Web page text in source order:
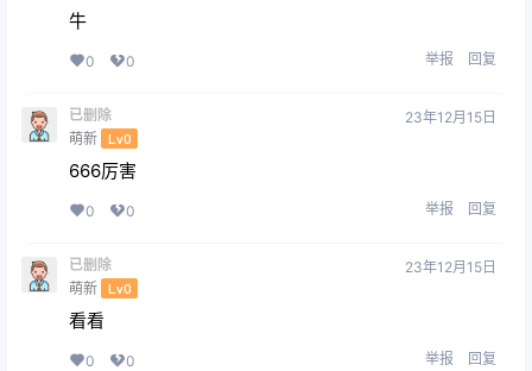
牛
0 0 举报 回复
已删除
萌新 Lv0
23年12月15日
666厉害
0 0 举报 回复
已删除
萌新 Lv0
23年12月15日
看看
0 0 举报 回复